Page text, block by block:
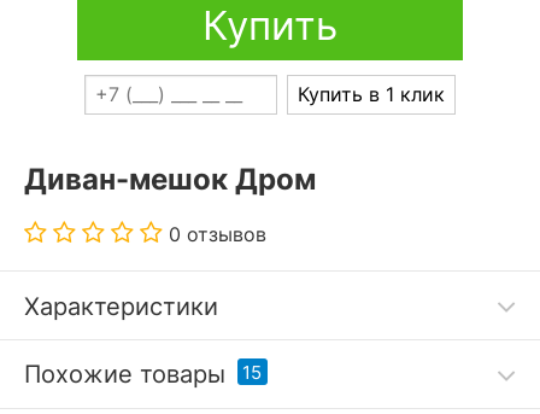
Купить
Купить в 1 клик
Диван-мешок Дром
0 отзывов
Характеристики
размер в разложенном виде 2000x1000x400 мм
Похожие товары 15